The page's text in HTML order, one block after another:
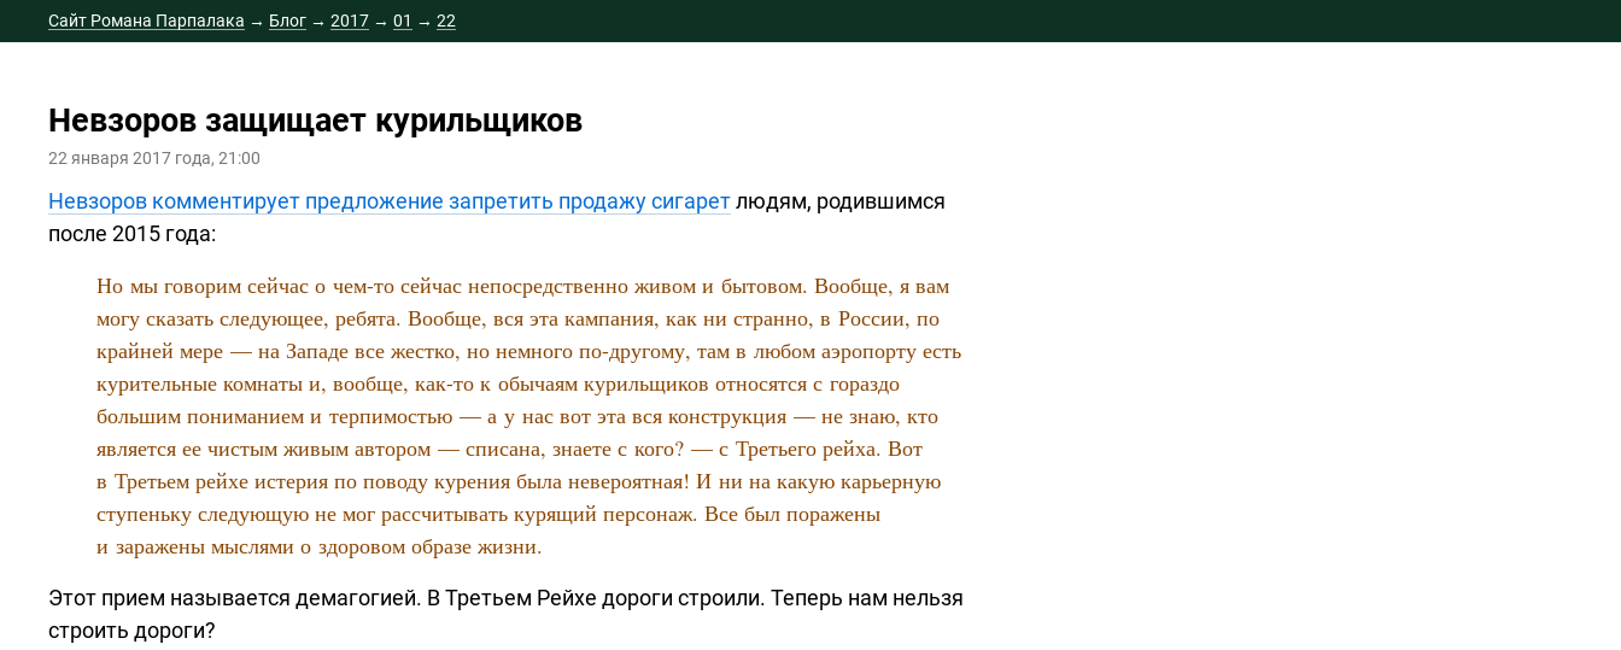
Сайт Романа Парпалака → Блог →2017 →01 →22
Невзоров защищает курильщиков
22 января 2017 года, 21:00
Невзоров комментирует предложение запретить продажу сигаретлюдям, родившимся
после 2015 года:
Но мы говорим сейчас о чем-тосейчас непосредственно живом и бытовом. Вообще, я вам
могу сказать следующее, ребята. Вообще, вся эта кампания, как ни странно, в России, по
крайней мере — на Западе все жестко, но немного по-другому, там в любом аэропорту есть
курительные комнаты и, вообще, как-ток обычаям курильщиков относятся с гораздо
большим пониманием и терпимостью — а у нас вот эта вся конструкция — не знаю, кто
является ее чистым живым автором — списана, знаете с кого? — с Третьего рейха. Вот
в Третьем рейхе истерия по поводу курения была невероятная! И ни на какую карьерную
ступеньку следующую не мог рассчитывать курящий персонаж. Все был поражены
и заражены мыслями о здоровом образе жизни.
Этот прием называется демагогией. В Третьем Рейхе дороги строили. Теперь нам нельзя
строить дороги?